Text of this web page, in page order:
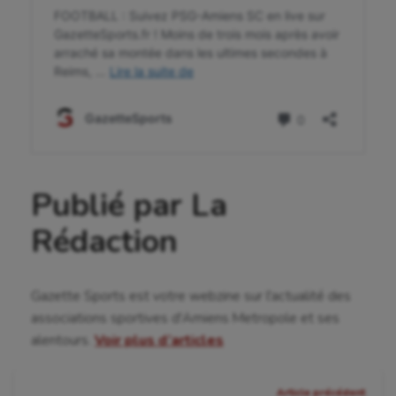
Voile
Wakeboard
Water-polo
Publié par La
Rédaction
Gazette Sports est votre webzine sur l'actualité des
associations sportives d'Amiens Metropole et ses
alentours. Voir plus d’articles
Article précédent